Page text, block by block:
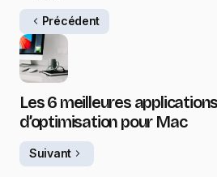
Précédent
Les 6 meilleures
d’optimisation pour Mac
Suivant